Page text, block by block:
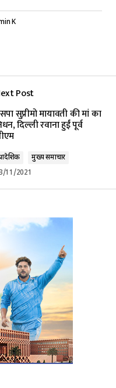
K
Post
सुप्रीमो मायावती की मां का
दिल्ली रवाना हुईं पूर्व
मुख्य समाचार
11/2021